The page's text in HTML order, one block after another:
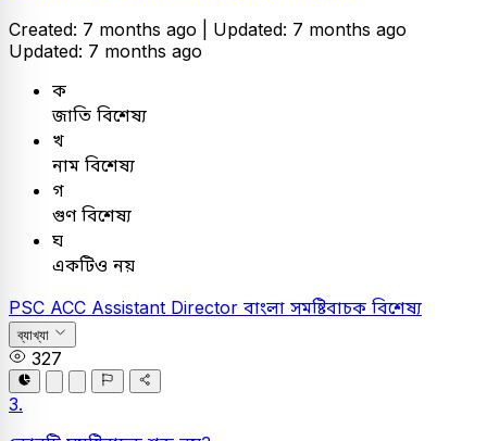
Created: 7 months ago | Updated: 7 months ago
Updated: 7 months ago
ক
জাতি বিশেষ্য
খ
নাম বিশেষ্য
গ
গুণ বিশেষ্য
ঘ
একটিও নয়
PSC ACC Assistant Director বাংলা সমষ্টিবাচক বিশেষ্য
ব্যাখ্যা
327
3.